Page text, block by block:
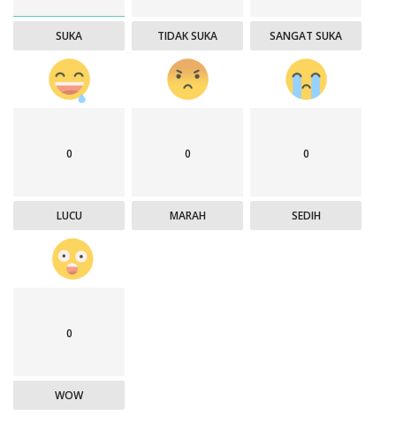
SUKA TIDAK SUKA SANGAT SUKA
0
LUCU
0
MARAH
0
SEDIH
0
WOW